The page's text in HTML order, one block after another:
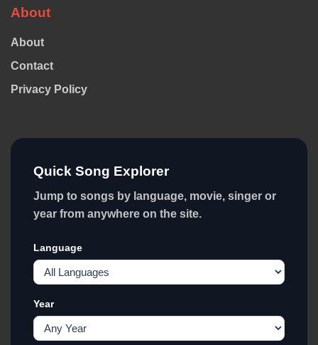
About
About
Contact
Privacy Policy
Quick Song Explorer
Jump to songs by language, movie, singer or
year from anywhere on the site.
Language
Year